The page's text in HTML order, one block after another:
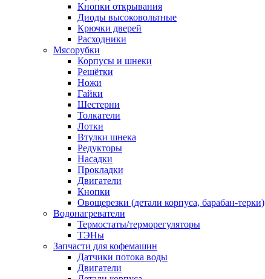
Кнопки открывания
Диоды высоковольтные
Крючки дверей
Расходники
Мясорубки
Корпусы и шнеки
Решётки
Ножи
Гайки
Шестерни
Толкатели
Лотки
Втулки шнека
Редукторы
Насадки
Прокладки
Двигатели
Кнопки
Овощерезки (детали корпуса, барабан-терки)
Водонагреватели
Термостаты/терморегуляторы
ТЭНы
Запчасти для кофемашин
Датчики потока воды
Двигатели